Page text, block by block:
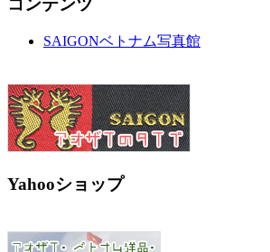
コンテンツ
SAIGONベトナム写真館
Yahooショップ